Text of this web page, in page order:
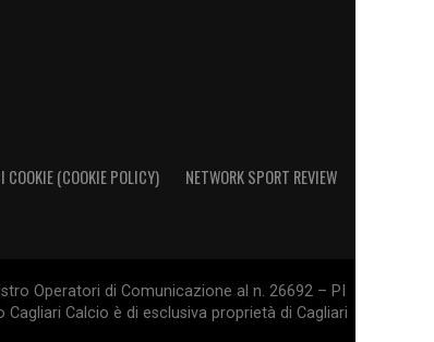
COOKIE (COOKIE POLICY) NETWORK SPORT REVIEW
Operatori di Comunicazione al n. 26692 – PI
Calcio è di esclusiva proprietà di Cagliari